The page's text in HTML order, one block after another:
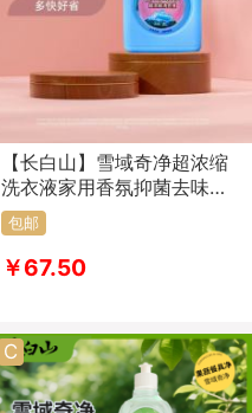
【长白山】雪域奇净超浓缩
洗衣液家用香氛抑菌去味温
和清新洗衣液
包邮
￥67.50
C